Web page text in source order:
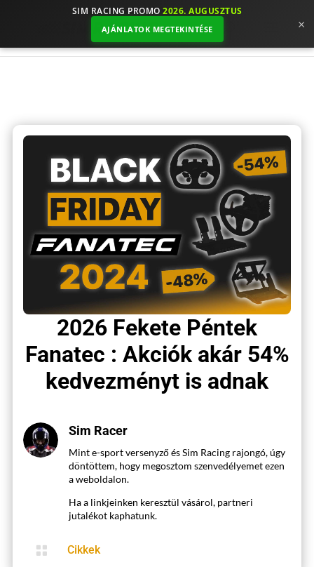
SIM RACING PROMO 2026. AUGUSZTUS
AJÁNLATOK MEGTEKINTÉSE ×
2026 Fekete Péntek
Fanatec : Akciók akár 54%
kedvezményt is adnak
Sim Racer
Mint e-sport versenyző és Sim Racing rajongó, úgy
döntöttem, hogy megosztom szenvedélyemet ezen
a weboldalon.
Ha a linkjeinken keresztül vásárol, partneri
jutalékot kaphatunk.
 Cikkek